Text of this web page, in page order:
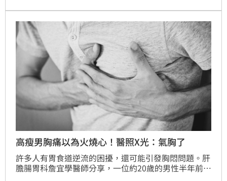
高瘦男胸痛以為火燒心！醫照X光：氣胸了
許多人有胃食道逆流的困擾，還可能引發胸悶問題。肝
膽腸胃科詹宜學醫師分享，一位約20歲的男性半年前做